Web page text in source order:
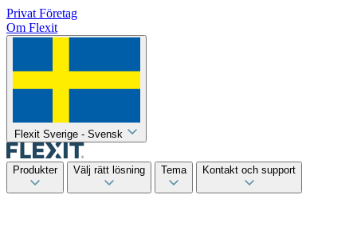
Privat Företag
Om Flexit
Flexit Sverige - Svensk
Produkter Välj rätt lösning Tema Kontakt och support